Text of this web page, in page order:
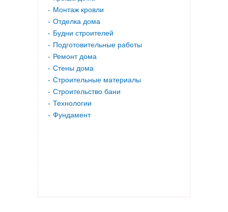
Монтаж кровли
Отделка дома
Будни строителей
Подготовительные работы
Ремонт дома
Стены дома
Строительные материалы
Строительство бани
Технологии
Фундамент